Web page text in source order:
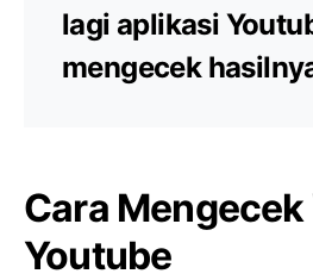
lagi aplikasi
mengecek
Cara Mengecek
Youtube